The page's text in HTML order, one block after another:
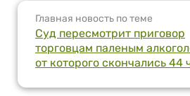
Главная новость по теме
Суд пересмотрит приговор
торговцам паленым
от которого скончались 44